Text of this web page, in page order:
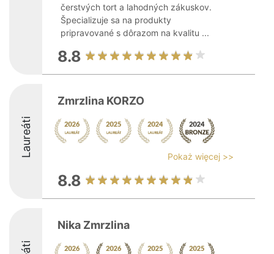
čerstvých tort a lahodných zákuskov.
Špecializuje sa na produkty
pripravované s dôrazom na kvalitu ...
8.8
Laureáti
Zmrzlina KORZO
Pokaż więcej >>
8.8
Nika Zmrzlina